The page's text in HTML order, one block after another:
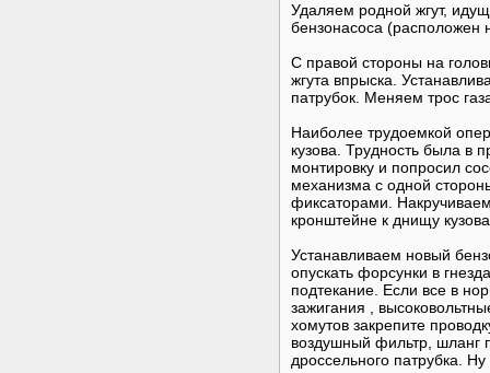
Удаляем родной жгут,
бензонасоса (расположен
С правой стороны на
жгута впрыска.
патрубок. Меняем трос
Наиболее трудоемкой
кузова. Трудность была в
монтировку и попросил
механизма с одной
фиксаторами.
кронштейне к днищу
Устанавливаем новый
опускать форсунки в
подтекание. Если все в
зажигания ,
хомутов закрепите
воздушный фильтр, шланг
дроссельного патрубка.